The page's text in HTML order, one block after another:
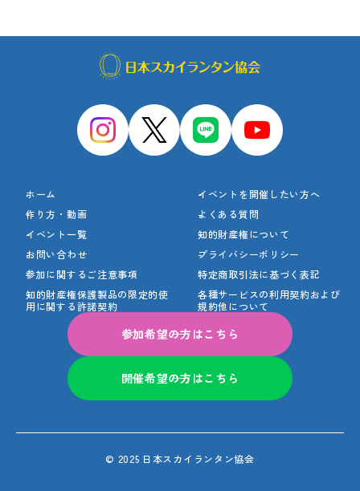
ホーム
イベントを開催したい方へ
作り方・動画
よくある質問
イベント一覧
知的財産権について
お問い合わせ
プライバシーポリシー
参加に関するご注意事項
特定商取引法に基づく表記
知的財産権保護製品の限定的使
用に関する許諾契約
各種サービスの利用契約および
規約他について
参加希望の方はこちら
開催希望の方はこちら
© 2025 日本スカイランタン協会